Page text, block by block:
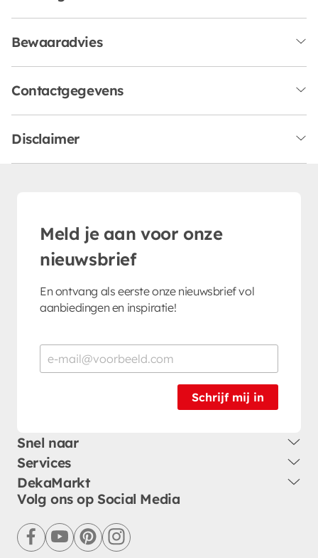
Bewaaradvies
Contactgegevens
Disclaimer
Meld je aan voor onze
nieuwsbrief
En ontvang als eerste onze nieuwsbrief vol
aanbiedingen en inspiratie!
Schrijf mij in
Snel naar
Services
DekaMarkt
Volg ons op Social Media
facebookyoutubepinterestinstagram